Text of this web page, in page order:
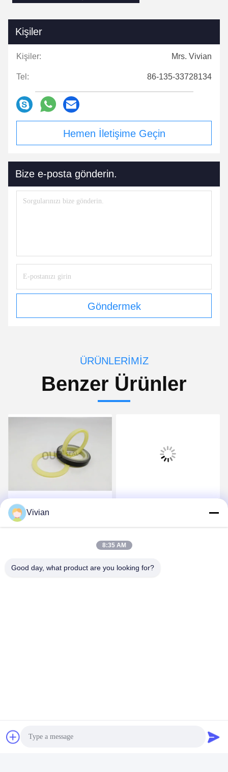
Kişiler
Kişiler: Mrs. Vivian
Tel: 86-135-33728134
Hemen İletişime Geçin
Bize e-posta gönderin.
Göndermek
ÜRÜNLERIMIZ
Benzer Ürünler
Poliüretan Hidrolik Boğaz
Keçeleri Piston Yağ
Keçesi 6J9178 5J5020
Değiştirme Tampon
Yüksek Basınç Pompa
Contası
Vivian
8:35 AM
Good day, what product are you looking for?